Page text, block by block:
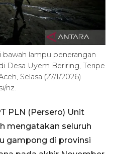
lampu penerangan
Desa Uyem Beriring, Teripe
Selasa (27/1/2026).
nz.
PLN (Persero) Unit
mengatakan seluruh
gampong di provinsi